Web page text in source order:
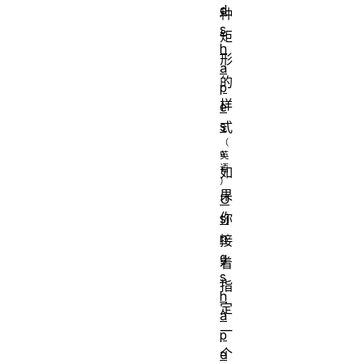
种
矩
形
的
样
式
。
如
果
你
接
着
指
定
一
个
d
s
h
a
p
e
s
U
si
n
g
s
h
a
p
e